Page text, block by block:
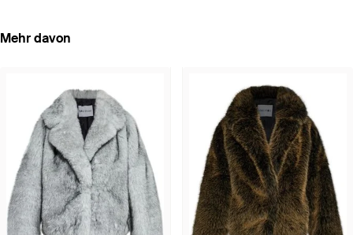
Mehr davon